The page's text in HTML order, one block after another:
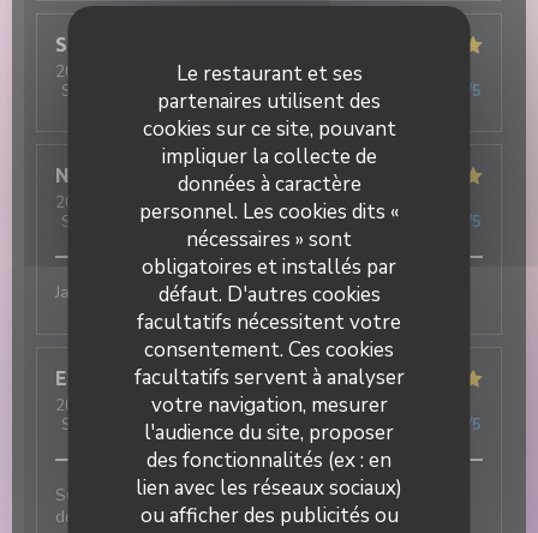
Le restaurant et ses
partenaires utilisent des
cookies sur ce site, pouvant
impliquer la collecte de
données à caractère
personnel. Les cookies dits «
nécessaires » sont
obligatoires et installés par
défaut. D'autres cookies
facultatifs nécessitent votre
consentement. Ces cookies
facultatifs servent à analyser
votre navigation, mesurer
l'audience du site, proposer
des fonctionnalités (ex : en
lien avec les réseaux sociaux)
ou afficher des publicités ou
Stéphanie
2026-07-31
- 19:30 - Couverts 4
Service
Ambiance : 5 Cuisine /5 Qualité / Prix /5
Nathan
2026-07-31- 20:15 - Couverts 3
Service
/5 Ambiance:5 /5 Cuisine:5/5 Qualité / Prix /5
Jamais déçu !! Excellent
Elisa
2026-07-31
- 19:30 - Couverts 3
Service
/5 Ambiance: 5/5 Cuisine:5/5 Qualité / Prix /5
Super ambiance, service impeccable et tout est
délicieux !!!